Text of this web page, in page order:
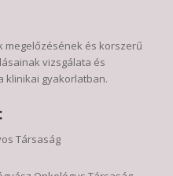
megelőzésének és korszerű
vizsgálata és
klinikai gyakorlatban.
Társaság